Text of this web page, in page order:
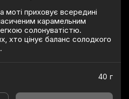
моті приховує всередині
карамельним
солонуватістю.
хто цінує баланс солодкого
40 г